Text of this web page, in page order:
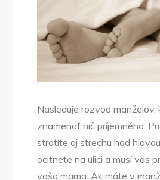
Nasleduje rozvod manželov,
znamenať nič príjemného.
stratíte aj strechu nad
ocitnete na ulici a musí vás
vaša mama. Ak máte v